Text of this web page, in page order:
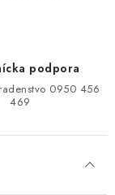
podpora
0950 456
469